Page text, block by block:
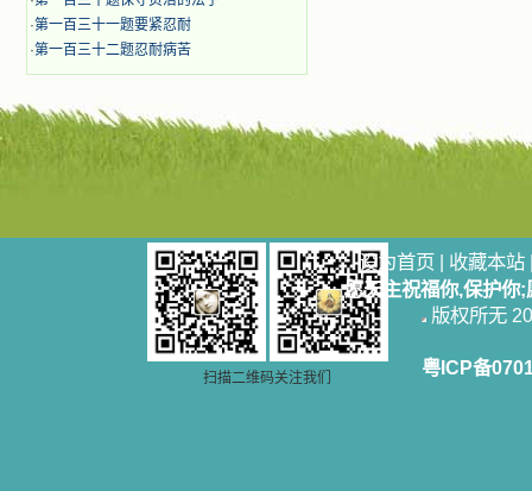
·第一百三十一题要紧忍耐
·第一百三十二题忍耐病苦
扫描二维码关注我们
设为首页 | 收藏本站
愿天主祝福你,保护你
版权所无
粤ICP备